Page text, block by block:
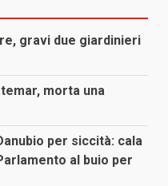
gravi due giardinieri
morta una
per siccità: cala
al buio per